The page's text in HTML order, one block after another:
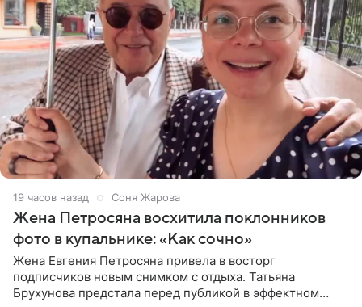
19 часов назад Соня Жарова
Жена Петросяна восхитила поклонников
фото в купальнике: «Как сочно»
Жена Евгения Петросяна привела в восторг
подписчиков новым снимком с отдыха. Татьяна
Брухунова предстала перед публикой в эффектном